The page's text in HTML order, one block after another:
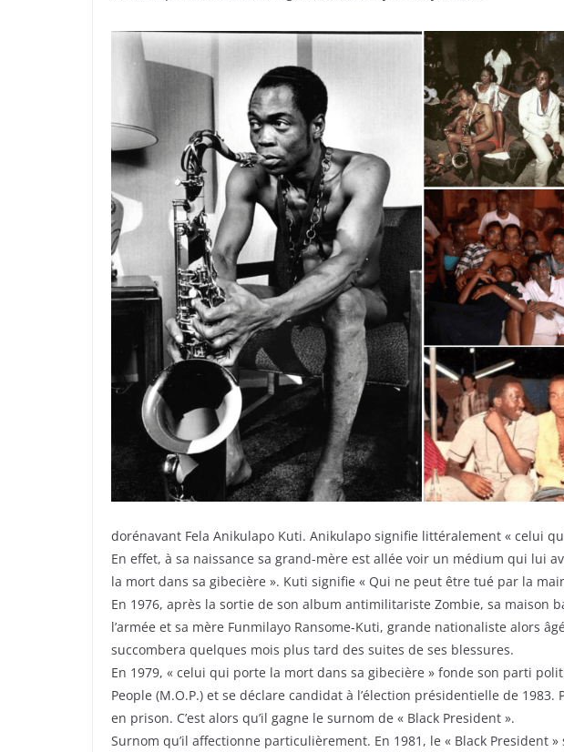
dorénavant Fela Anikulapo Kuti. Anikulapo signifie littéralement « celui
En effet, à sa naissance sa grand-mère est allée voir un médium qui lui
la mort dans sa gibecière ». Kuti signifie « Qui ne peut être tué par la
En 1976, après la sortie de son album antimilitariste Zombie, sa maison
l’armée et sa mère Funmilayo Ransome-Kuti, grande nationaliste alors
succombera quelques mois plus tard des suites de ses blessures.
En 1979, « celui qui porte la mort dans sa gibecière » fonde son parti
People (M.O.P.) et se déclare candidat à l’élection présidentielle de
en prison. C’est alors qu’il gagne le surnom de « Black President ».
Surnom qu’il affectionne particulièrement. En 1981, le « Black President